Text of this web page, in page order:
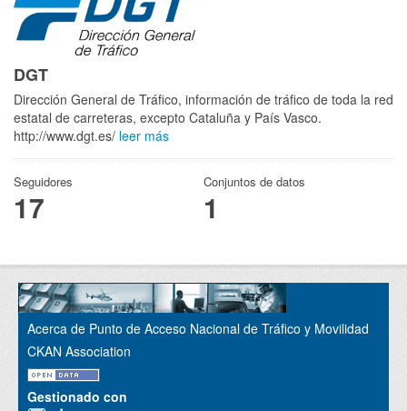
DGT
Dirección General de Tráfico, información de tráfico de toda la red
estatal de carreteras, excepto Cataluña y País Vasco.
http://www.dgt.es/ leer más
Seguidores
17
Conjuntos de datos
1
Acerca de Punto de Acceso Nacional de Tráfico y Movilidad
CKAN Association
Gestionado con